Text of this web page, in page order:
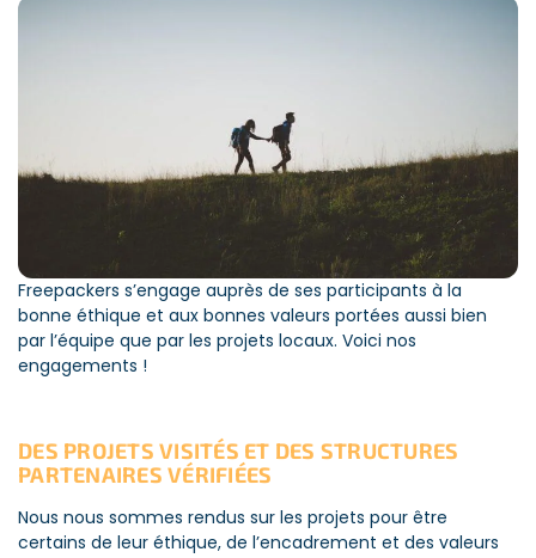
Freepackers s’engage auprès de ses participants à la
bonne éthique et aux bonnes valeurs portées aussi bien
par l’équipe que par les projets locaux. Voici nos
engagements !
DES PROJETS VISITÉS ET DES STRUCTURES
PARTENAIRES VÉRIFIÉES
Nous nous sommes rendus sur les projets pour être
certains de leur éthique, de l’encadrement et des valeurs